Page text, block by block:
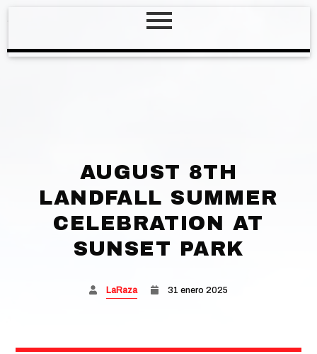
AUGUST 8TH
LANDFALL SUMMER
CELEBRATION AT
SUNSET PARK
LaRaza 31 enero 2025